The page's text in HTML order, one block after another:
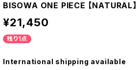
BISOWA ONE PIECE 【NATURAL】
¥21,450
残り1点
International shipping available